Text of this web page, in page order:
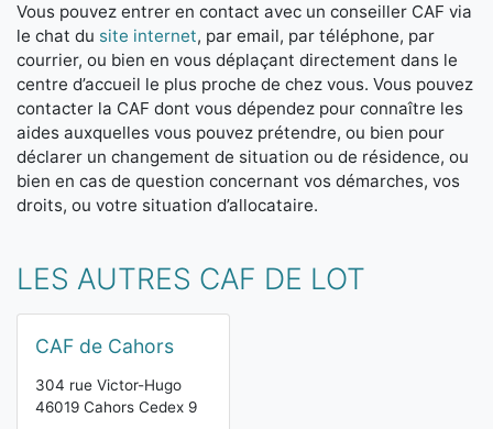
Vous pouvez entrer en contact avec un conseiller CAF via
le chat du site internet, par email, par téléphone, par
courrier, ou bien en vous déplaçant directement dans le
centre d’accueil le plus proche de chez vous. Vous pouvez
contacter la CAF dont vous dépendez pour connaître les
aides auxquelles vous pouvez prétendre, ou bien pour
déclarer un changement de situation ou de résidence, ou
bien en cas de question concernant vos démarches, vos
droits, ou votre situation d’allocataire.
LES AUTRES CAF DE LOT
CAF de Cahors
304 rue Victor-Hugo
46019 Cahors Cedex 9